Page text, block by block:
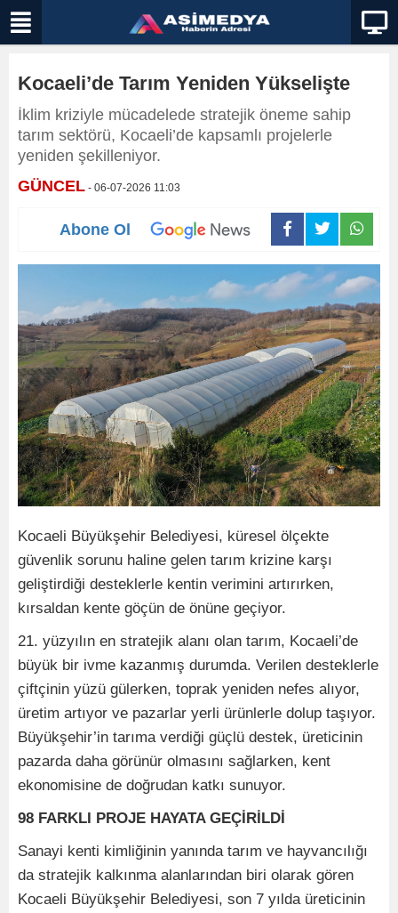
Kocaeli’de Tarım Yeniden Yükselişte
İklim kriziyle mücadelede stratejik öneme sahip
tarım sektörü, Kocaeli’de kapsamlı projelerle
yeniden şekilleniyor.
GÜNCEL - 06-07-2026 11:03
Abone Ol
Kocaeli Büyükşehir Belediyesi, küresel ölçekte
güvenlik sorunu haline gelen tarım krizine karşı
geliştirdiği desteklerle kentin verimini artırırken,
kırsaldan kente göçün de önüne geçiyor.
21. yüzyılın en stratejik alanı olan tarım, Kocaeli’de
büyük bir ivme kazanmış durumda. Verilen desteklerle
çiftçinin yüzü gülerken, toprak yeniden nefes alıyor,
üretim artıyor ve pazarlar yerli ürünlerle dolup taşıyor.
Büyükşehir’in tarıma verdiği güçlü destek, üreticinin
pazarda daha görünür olmasını sağlarken, kent
ekonomisine de doğrudan katkı sunuyor.
98 FARKLI PROJE HAYATA GEÇİRİLDİ
Sanayi kenti kimliğinin yanında tarım ve hayvancılığı
da stratejik kalkınma alanlarından biri olarak gören
Kocaeli Büyükşehir Belediyesi, son 7 yılda üreticinin